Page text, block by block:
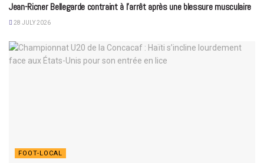
Jean-Ricner Bellegarde contraint à l’arrêt après une blessure musculaire
28 JULY 2026
FOOT-LOCAL